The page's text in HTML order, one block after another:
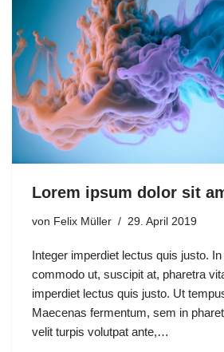
Lorem ipsum dolor sit
von Felix Müller 29. April 2019
Integer imperdiet lectus quis justo.
commodo ut, suscipit at, pharetra
imperdiet lectus quis justo. Ut
Maecenas fermentum, sem in
velit turpis volutpat ante,…